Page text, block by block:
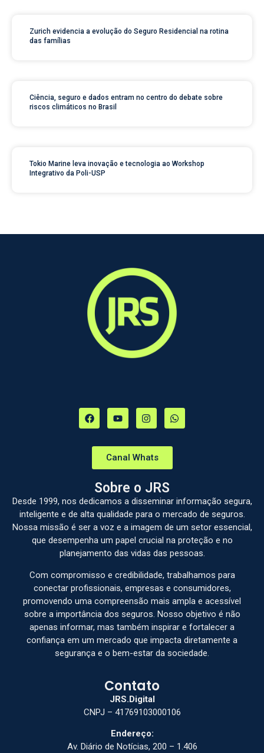
Zurich evidencia a evolução do Seguro Residencial na rotina
das famílias
Ciência, seguro e dados entram no centro do debate sobre
riscos climáticos no Brasil
Tokio Marine leva inovação e tecnologia ao Workshop
Integrativo da Poli-USP
Canal Whats
Sobre o JRS
Desde 1999, nos dedicamos a disseminar informação segura,
inteligente e de alta qualidade para o mercado de seguros.
Nossa missão é ser a voz e a imagem de um setor essencial,
que desempenha um papel crucial na proteção e no
planejamento das vidas das pessoas.
Com compromisso e credibilidade, trabalhamos para
conectar profissionais, empresas e consumidores,
promovendo uma compreensão mais ampla e acessível
sobre a importância dos seguros. Nosso objetivo é não
apenas informar, mas também inspirar e fortalecer a
confiança em um mercado que impacta diretamente a
segurança e o bem-estar da sociedade.
Contato
JRS.Digital
CNPJ – 41769103000106
Endereço:
Av. Diário de Notícias, 200 – 1.406